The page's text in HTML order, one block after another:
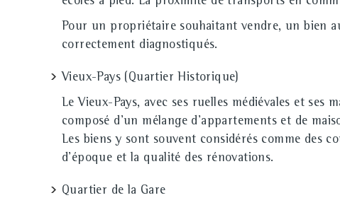
Pour un propriétaire souhaitant vendre, un bien
correctement diagnostiqués.
Vieux-Pays (Quartier Historique)
Le Vieux-Pays, avec ses ruelles médiévales et
composé d'un mélange d'appartements et de
Les biens y sont souvent considérés comme des
d'époque et la qualité des rénovations.
Quartier de la Gare